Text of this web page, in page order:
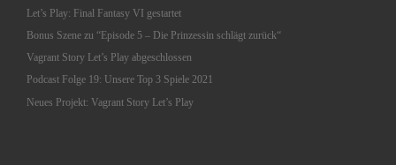
Let’s Play: Final Fantasy VI gestartet
Bonus Szene zu “Episode 5 – Die Prinzessin schlägt zurück“
Vagrant Story Let’s Play abgeschlossen
Podcast Folge 19: Unsere Top 3 Spiele 2021
Neues Projekt: Vagrant Story Let’s Play